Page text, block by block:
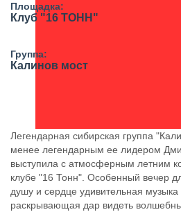
Площадка:
Клуб "16 ТОНН"
Группа:
Калинов мост
Легендарная сибирская группа
менее легендарным ее лидером
выступила с атмосферным летним
клубе "16 Тонн". Особенный вечер
душу и сердце удивительная музыка
раскрывающая дар видеть